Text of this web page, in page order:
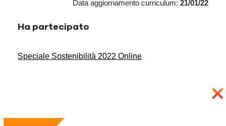
Data aggiornamento curriculum: 21/01/22
Ha partecipato
Speciale Sostenibilità 2022 Online